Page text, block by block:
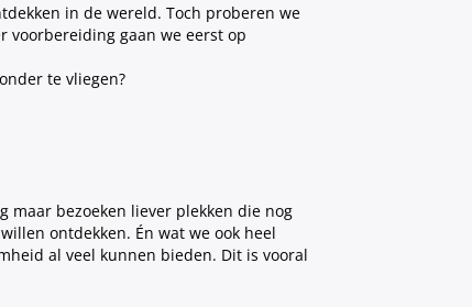
in de wereld. Toch proberen we
voorbereiding gaan we eerst op
te vliegen?
maar bezoeken liever plekken die nog
ontdekken. Én wat we ook heel
al veel kunnen bieden. Dit is vooral